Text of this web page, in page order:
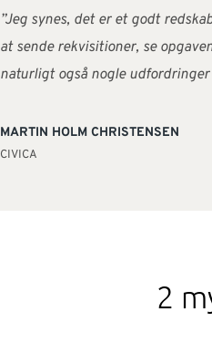
”Jeg synes, det er et godt
at sende rekvisitioner, se
naturligt også nogle
MARTIN HOLM CHRISTENSEN
CIVICA
2